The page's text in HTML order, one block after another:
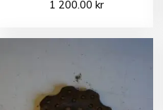
1 200.00 kr